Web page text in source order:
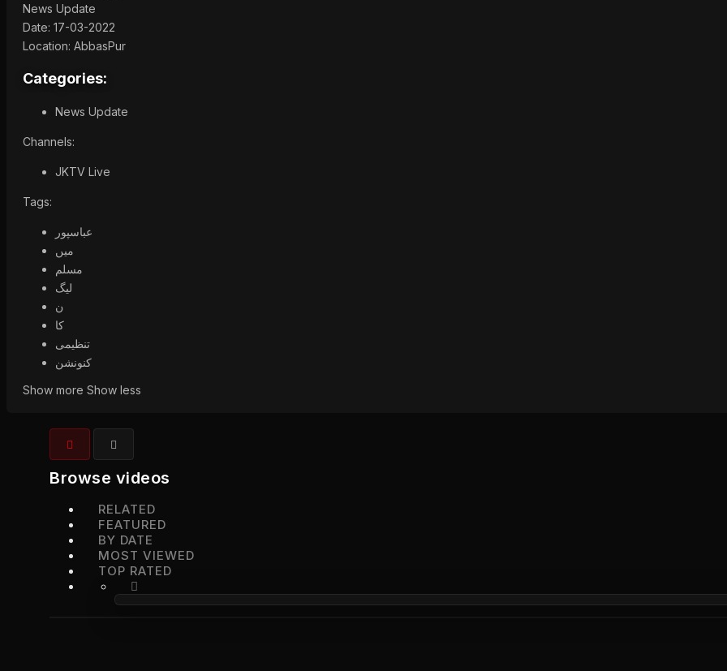
News Update
Date: 17-03-2022
Location: AbbasPur
Categories:
News Update
Channels:
JKTV Live
Tags:
عباسپور
میں
مسلم
لیگ
ن
کا
تنظیمی
کنونشن
Show more Show less
Browse videos
RELATED
FEATURED
BY DATE
MOST VIEWED
TOP RATED